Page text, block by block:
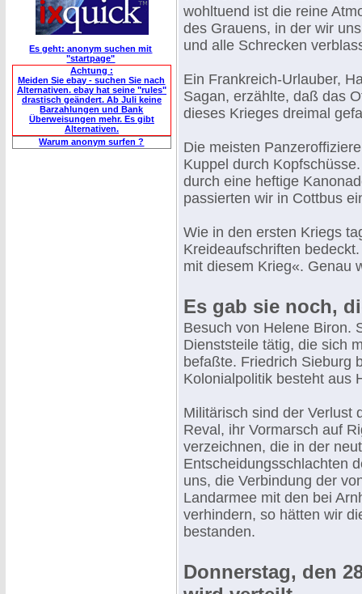
Es geht: anonym suchen mit
"startpage"
Achtung :
Meiden Sie ebay - suchen Sie nach
Alternativen. ebay hat seine "rules"
drastisch geändert. Ab Juli keine
Barzahlungen und Bank
Überweisungen mehr. Es gibt
Alternativen.
Warum anonym surfen ?
wohltuend ist die reine
des Grauens, in der wir
und alle Schrecken
Ein Frankreich-Urlauber,
Sagan, erzählte, daß das
dieses Krieges dreimal
Die meisten
Kuppel durch
durch eine heftige
passierten wir in Cottbus
Wie in den ersten Kriegs
Kreideaufschriften
mit diesem Krieg«. Genau
Es gab sie noch,
Besuch von Helene Biron.
Dienststeile tätig, die sich
befaßte. Friedrich Sieburg
Kolonialpolitik besteht aus
Militärisch sind der Verlust
Reval, ihr Vormarsch auf
verzeichnen, die in der
Entscheidungsschlachten
uns, die Verbindung der
Landarmee mit den bei
verhindern, so hätten wir
bestanden.
Donnerstag, den